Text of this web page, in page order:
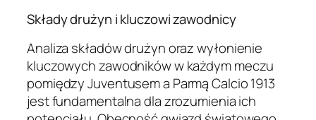
Składy drużyn i kluczowi zawodnicy
Analiza składów drużyn oraz wyłonienie
kluczowych zawodników w każdym meczu
pomiędzy Juventusem a Parmą Calcio 1913
jest fundamentalna dla zrozumienia ich